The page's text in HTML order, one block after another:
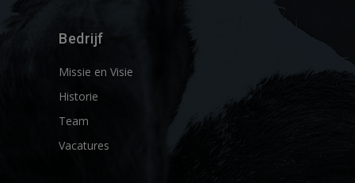
Bedrijf
Missie en Visie
Historie
Team
Vacatures